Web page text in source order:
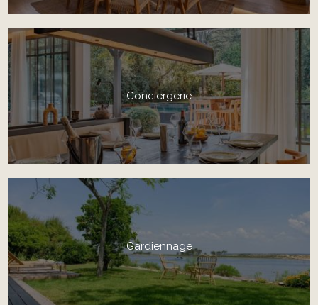
Conciergerie
Gardiennage